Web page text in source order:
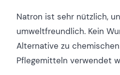
Natron ist sehr nützlich,
umweltfreundlich. Kein
Alternative zu
Pflegemitteln verwendet